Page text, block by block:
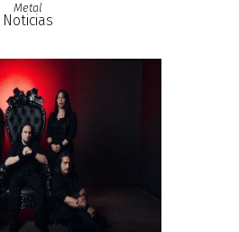
Metal
Noticias